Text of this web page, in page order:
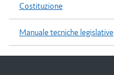
Costituzione
Manuale tecniche legislative